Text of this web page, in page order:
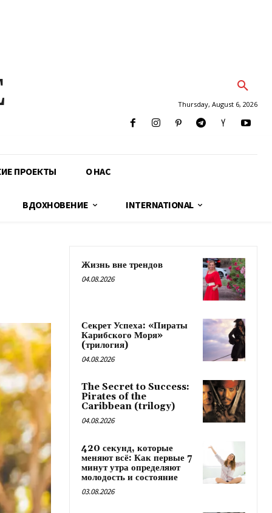
Thursday, August 6, 2026
ПРОЕКТЫ О НАС
ВДОХНОВЕНИЕ INTERNATIONAL
Жизнь вне трендов
04.08.2026
Секрет Успеха: «Пираты
Карибского Моря»
(трилогия)
04.08.2026
The Secret to Success:
Pirates of the
Caribbean (trilogy)
04.08.2026
420 секунд, которые
меняют всё: Как первые 7
минут утра определяют
молодость и состояние
03.08.2026